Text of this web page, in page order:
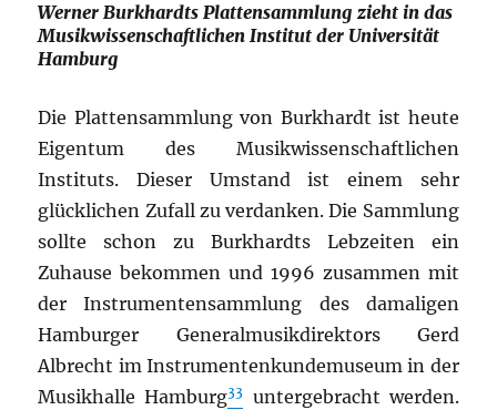
Werner Burkhardts Plattensammlung zieht in das
Musikwissenschaftlichen Institut der Universität
Hamburg
Die Plattensammlung von Burkhardt ist heute
Eigentum des Musikwissenschaftlichen
Instituts. Dieser Umstand ist einem sehr
glücklichen Zufall zu verdanken. Die Sammlung
sollte schon zu Burkhardts Lebzeiten ein
Zuhause bekommen und 1996 zusammen mit
der Instrumentensammlung des damaligen
Hamburger Generalmusikdirektors Gerd
Albrecht im Instrumentenkundemuseum in der
Musikhalle Hamburg33 untergebracht werden.